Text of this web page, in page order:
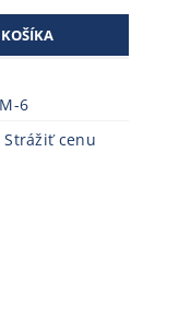
6
Strážiť cenu